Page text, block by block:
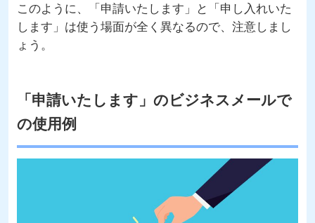
このように、「申請いたします」と「申し入れいた
します」は使う場面が全く異なるので、注意しまし
ょう。
「申請いたします」のビジネスメールで
の使用例